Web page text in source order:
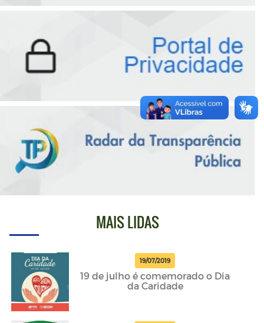
MAIS LIDAS
19/07/2019
19 de julho é comemorado o Dia
da Caridade